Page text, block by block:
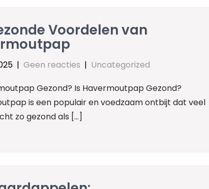
Voordelen van
| Geen reacties | Uncategorized
Gezond? Is Havermoutpap Gezond?
is een populair en voedzaam ontbijt dat veel
zo gezond als […]